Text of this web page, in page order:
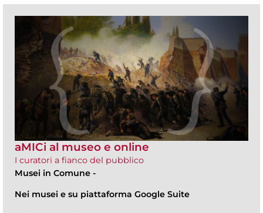
aMICi al museo e online
I curatori a fianco del pubblico
Musei in Comune -
Nei musei e su piattaforma Google Suite